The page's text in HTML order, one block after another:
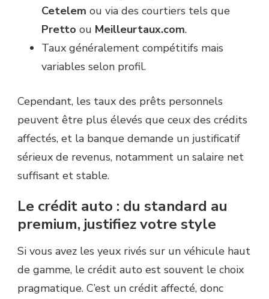
Cetelem ou via des courtiers tels que
Pretto ou Meilleurtaux.com.
Taux généralement compétitifs mais
variables selon profil.
Cependant, les taux des prêts personnels
peuvent être plus élevés que ceux des crédits
affectés, et la banque demande un justificatif
sérieux de revenus, notamment un salaire net
suffisant et stable.
Le crédit auto : du standard au
premium, justifiez votre style
Si vous avez les yeux rivés sur un véhicule haut
de gamme, le crédit auto est souvent le choix
pragmatique. C’est un crédit affecté, donc